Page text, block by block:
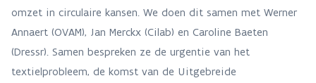
omzet in circulaire kansen. We doen dit samen met Werner
Annaert (OVAM), Jan Merckx (Cilab) en Caroline Baeten
(Dressr). Samen bespreken ze de urgentie van het
textielprobleem, de komst van de Uitgebreide